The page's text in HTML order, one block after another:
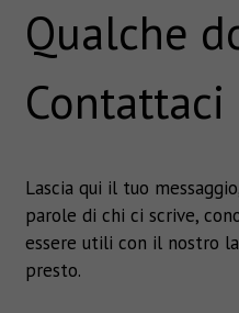
Qualche
Contattaci
Lascia qui il tuo
parole di chi ci scrive,
essere utili con il nostro
presto.